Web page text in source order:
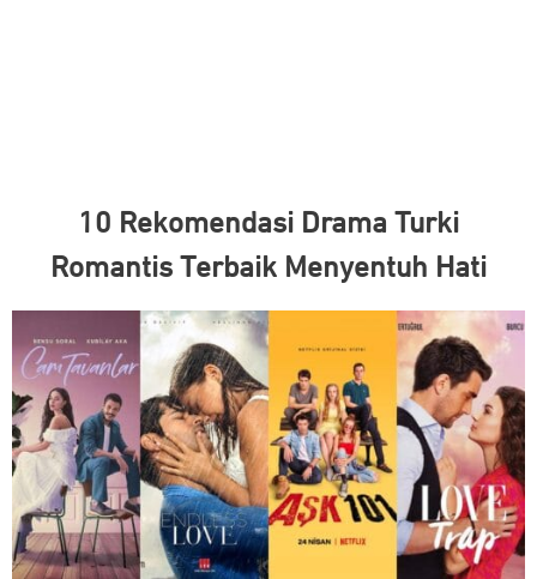
10 Rekomendasi Drama Turki
Romantis Terbaik Menyentuh Hati